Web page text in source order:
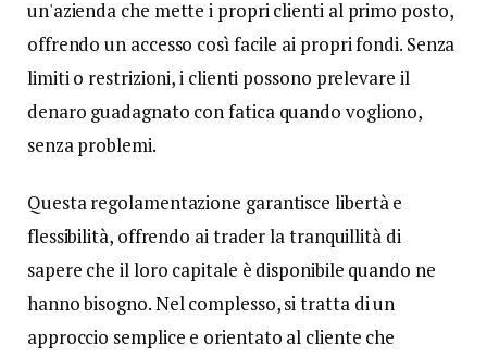
un'azienda che mette i propri clienti al primo posto,
offrendo un accesso così facile ai propri fondi. Senza
limiti o restrizioni, i clienti possono prelevare il
denaro guadagnato con fatica quando vogliono,
senza problemi.
Questa regolamentazione garantisce libertà e
flessibilità, offrendo ai trader la tranquillità di
sapere che il loro capitale è disponibile quando ne
hanno bisogno. Nel complesso, si tratta di un
approccio semplice e orientato al cliente che